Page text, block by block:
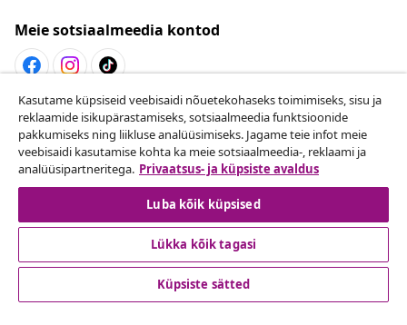
Meie sotsiaalmeedia kontod
Lepingust taganemine
Esita oma tellimuse kohta tagastamissoov.
Lepingust taganemine
Klienditeenindus
Kasutame küpsiseid veebisaidi nõuetekohaseks toimimiseks, sisu ja
reklaamide isikupärastamiseks, sotsiaalmeedia funktsioonide
pakkumiseks ning liikluse analüüsimiseks. Jagame teie infot meie
veebisaidi kasutamise kohta ka meie sotsiaalmeedia-, reklaami ja
analüüsipartneritega. Privaatsus- ja küpsiste avaldus
Luba kõik küpsised
Lükka kõik tagasi
Küpsiste sätted